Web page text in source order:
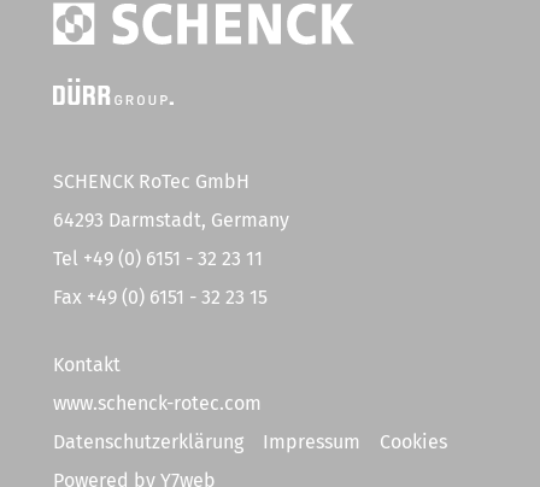
SCHENCK RoTec GmbH
64293 Darmstadt, Germany
Tel +49 (0) 6151 - 32 23 11
Fax +49 (0) 6151 - 32 23 15
Kontakt
www.schenck-rotec.com
Datenschutzerklärung
Impressum
Cookies
Powered by Y7web